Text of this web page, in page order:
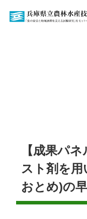
【成果パ
スト剤を用
おとめ)の